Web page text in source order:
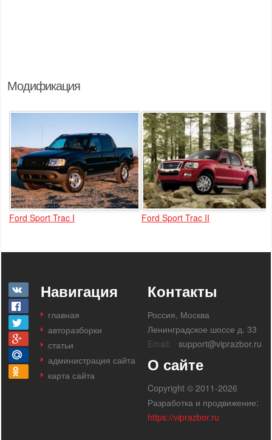
Модификация
Ford Sport Trac I Ford Sport Trac II
Навигация
главная
авторазборки
статьи
администрация сайта
карта сайта
Контакты
Россия, Москва
Ленинградское шоссе д. 33
Email:
support@viprazbor.ru
О сайте
Copyright © 2011-2026
Разработка и продвижение:
https://viprazbor.ru